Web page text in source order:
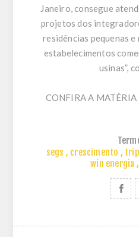
Janeiro, consegue
projetos dos
residências pequenas e
estabelecimentos
usinas”,
CONFIRA A
segs , crescimento ,
win energia ,